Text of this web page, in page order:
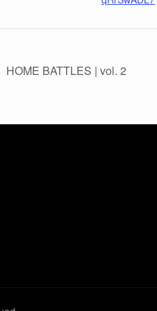
HOME BATTLES | vol. 2